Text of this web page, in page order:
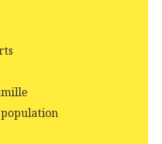
population